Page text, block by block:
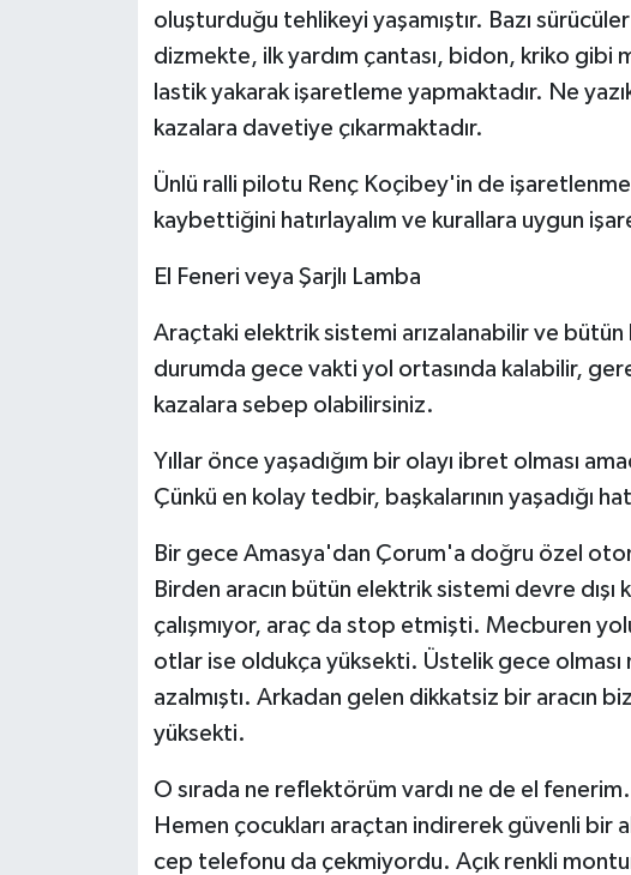
oluşturduğu tehlikeyi yaşamıştır. Bazı
dizmekte, ilk yardım çantası, bidon, kriko gibi
lastik yakarak işaretleme yapmaktadır. Ne
kazalara davetiye çıkarmaktadır.
Ünlü ralli pilotu Renç Koçibey'in de
kaybettiğini hatırlayalım ve kurallara uygun
El Feneri veya Şarjlı Lamba
Araçtaki elektrik sistemi arızalanabilir ve
durumda gece vakti yol ortasında kalabilir,
kazalara sebep olabilirsiniz.
Yıllar önce yaşadığım bir olayı ibret olması
Çünkü en kolay tedbir, başkalarının yaşadığı
Bir gece Amasya'dan Çorum'a doğru özel
Birden aracın bütün elektrik sistemi devre dışı
çalışmıyor, araç da stop etmişti. Mecburen
otlar ise oldukça yüksekti. Üstelik gece
azalmıştı. Arkadan gelen dikkatsiz bir aracın
yüksekti.
O sırada ne reflektörüm vardı ne de el
Hemen çocukları araçtan indirerek güvenli bir
cep telefonu da çekmiyordu. Açık renkli